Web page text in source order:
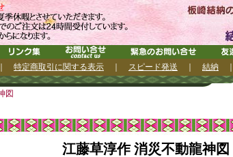
特定商取引に関する表示 スピード発送 結納
図
江藤草淳作 消災不動龍神図